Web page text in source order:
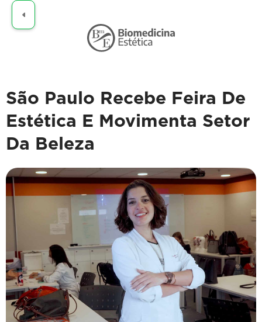
São Paulo Recebe Feira De
Estética E Movimenta Setor
Da Beleza